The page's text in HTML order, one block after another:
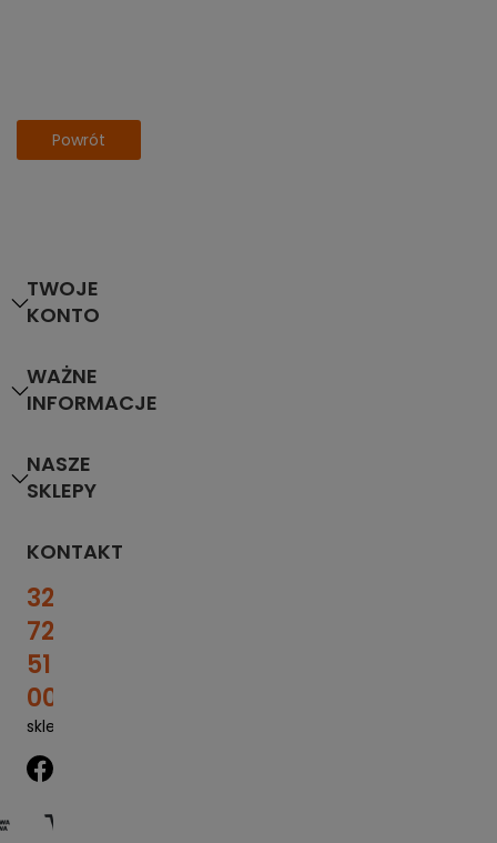
Powrót
TWOJE
KONTO
WAŻNE
INFORMACJE
NASZE
SKLEPY
KONTAKT
32
727
51
00
sklep@sportrebel.pl